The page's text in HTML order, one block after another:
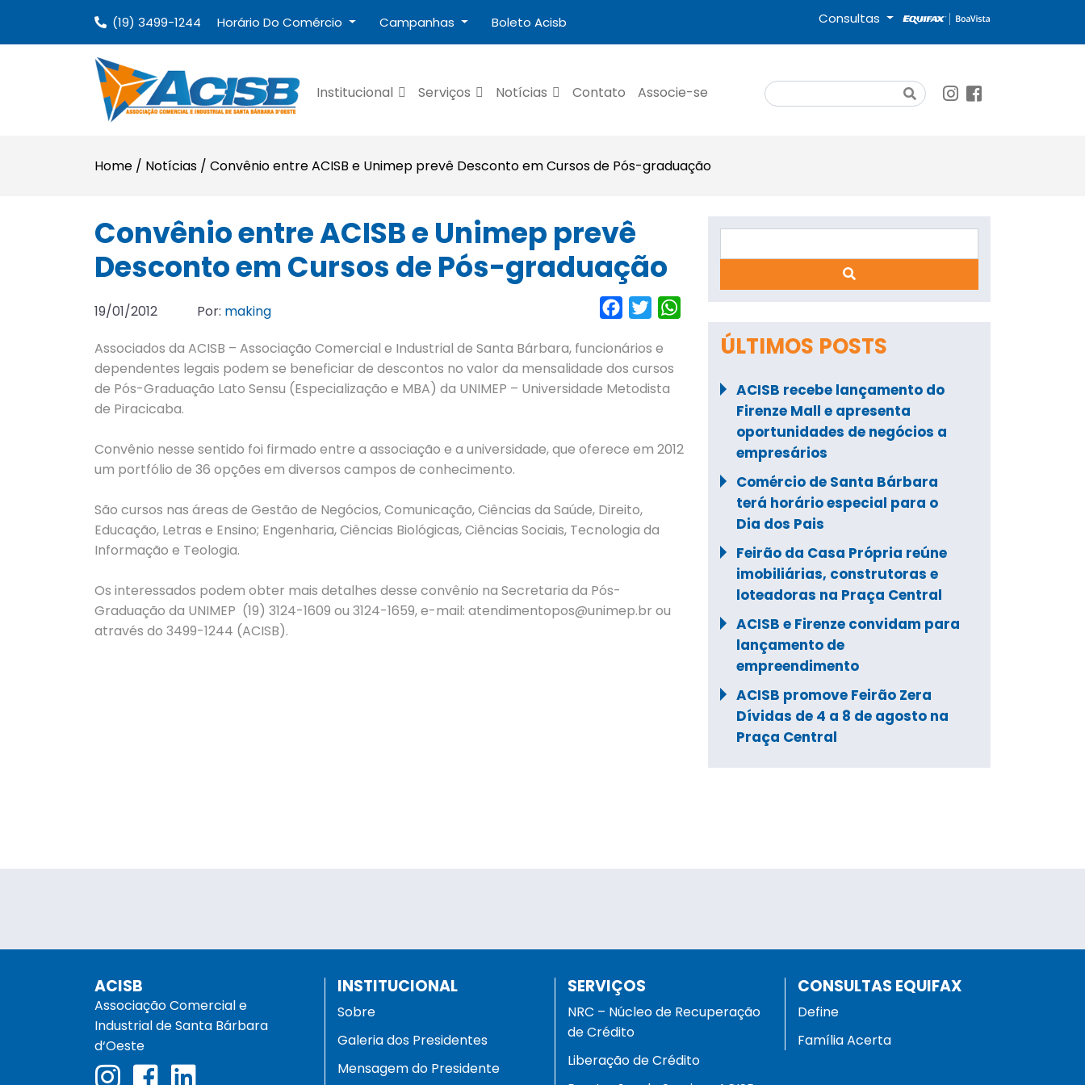
(19) 3499-1244 Horário Do Comércio Campanhas Boleto Acisb Consultas
Institucional Serviços Notícias Contato Associe-se Search
Home / Notícias / Convênio entre ACISB e Unimep prevê Desconto em Cursos de Pós-graduação
Convênio entre ACISB e Unimep prevê
Desconto em Cursos de Pós-graduação
19/01/2012 Por: making Facebook
TwitterWhatsApp
Associados da ACISB – Associação Comercial e Industrial de Santa Bárbara, funcionários e
dependentes legais podem se beneficiar de descontos no valor da mensalidade dos cursos
de Pós-Graduação Lato Sensu (Especialização e MBA) da UNIMEP – Universidade Metodista
de Piracicaba.
Convênio nesse sentido foi firmado entre a associação e a universidade, que oferece em 2012
um portfólio de 36 opções em diversos campos de conhecimento.
São cursos nas áreas de Gestão de Negócios, Comunicação, Ciências da Saúde, Direito,
Educação, Letras e Ensino; Engenharia, Ciências Biológicas, Ciências Sociais, Tecnologia da
Informação e Teologia.
Os interessados podem obter mais detalhes desse convênio na Secretaria da Pós-
Graduação da UNIMEP (19) 3124-1609 ou 3124-1659, e-mail: atendimentopos@unimep.br ou
através do 3499-1244 (ACISB).
ÚLTIMOS POSTS
ACISB recebe lançamento do
Firenze Mall e apresenta
oportunidades de negócios a
empresários
Comércio de Santa Bárbara
terá horário especial para o
Dia dos Pais
Feirão da Casa Própria reúne
imobiliárias, construtoras e
loteadoras na Praça Central
ACISB e Firenze convidam para
lançamento de
empreendimento
ACISB promove Feirão Zera
Dívidas de 4 a 8 de agosto na
Praça Central
ACISB
Associação Comercial e
Industrial de Santa Bárbara
d‘Oeste
INSTITUCIONAL
Sobre
Galeria dos Presidentes
Mensagem do Presidente
SERVIÇOS
NRC – Núcleo de Recuperação
de Crédito
Liberação de Crédito
CONSULTAS EQUIFAX
Define
Família Acerta